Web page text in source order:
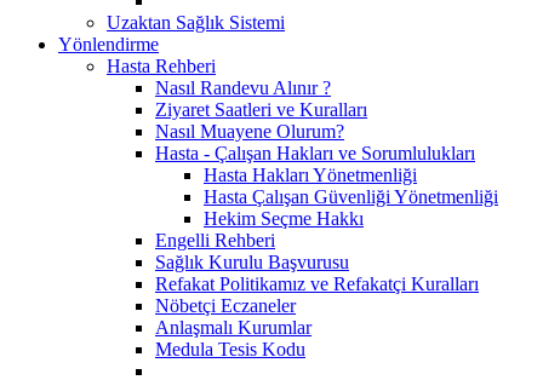
Uzaktan Sağlık Sistemi
Yönlendirme
Hasta Rehberi
Nasıl Randevu Alınır ?
Ziyaret Saatleri ve Kuralları
Nasıl Muayene Olurum?
Hasta - Çalışan Hakları ve Sorumlulukları
Hasta Hakları Yönetmenliği
Hasta Çalışan Güvenliği Yönetmenliği
Hekim Seçme Hakkı
Engelli Rehberi
Sağlık Kurulu Başvurusu
Refakat Politikamız ve Refakatçi Kuralları
Nöbetçi Eczaneler
Anlaşmalı Kurumlar
Medula Tesis Kodu